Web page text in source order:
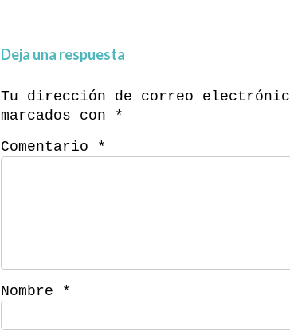
Deja una respuesta
Tu dirección de correo
marcados con *
Comentario *
Nombre *